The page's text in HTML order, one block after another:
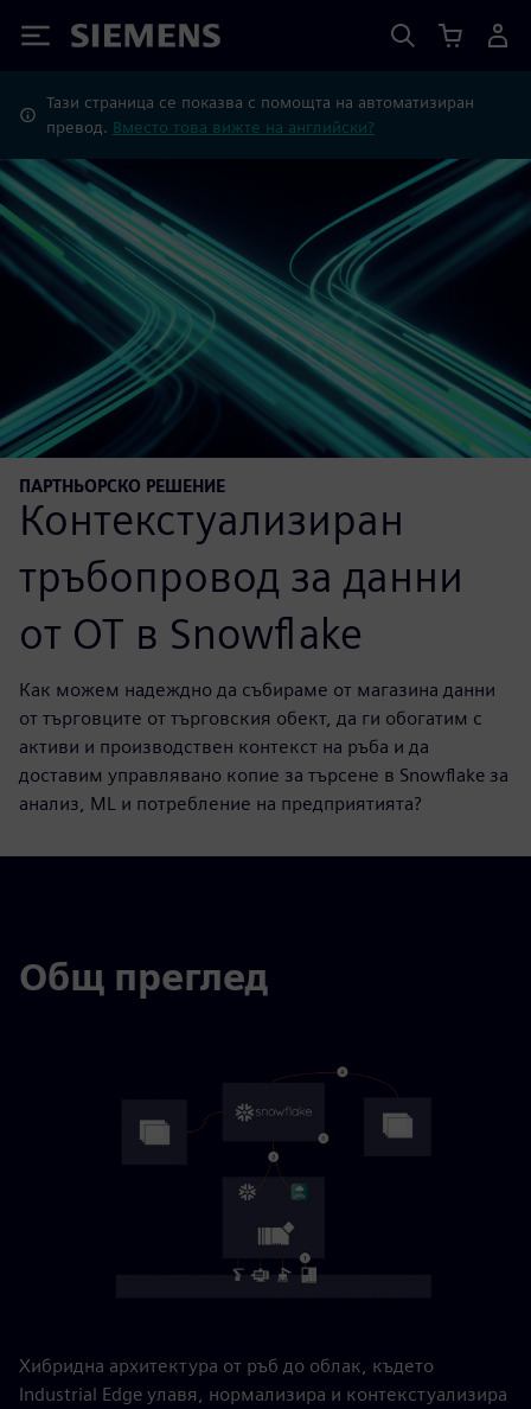
Siemens
Тази страница се показва с помощта на автоматизиран
превод. Вместо това вижте на английски?
ПАРТНЬОРСКО РЕШЕНИЕ
Контекстуализиран
тръбопровод за данни
от OT в Snowflake
Как можем надеждно да събираме от магазина данни
от търговците от търговския обект, да ги обогатим с
активи и производствен контекст на ръба и да
доставим управлявано копие за търсене в Snowflake за
анализ, ML и потребление на предприятията?
Общ преглед
Хибридна архитектура от ръб до облак, където
Industrial Edge улавя, нормализира и контекстуализира